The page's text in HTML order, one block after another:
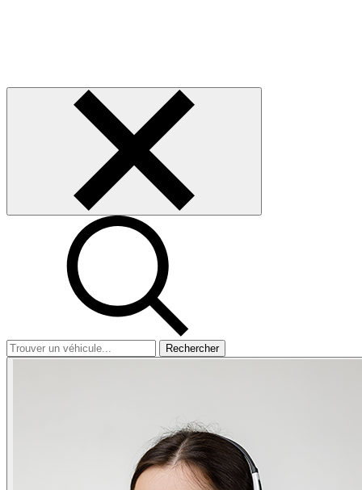
Rechercher